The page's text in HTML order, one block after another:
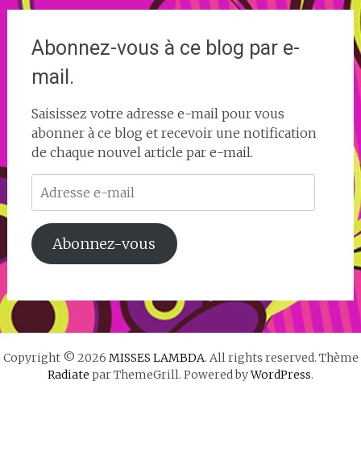
Abonnez-vous à ce blog par e-
mail.
Saisissez votre adresse e-mail pour vous
abonner à ce blog et recevoir une notification
de chaque nouvel article par e-mail.
Adresse
e-
mail
Abonnez-vous
Copyright © 2026 MISSES LAMBDA. All rights reserved. Thème
Radiate par ThemeGrill. Powered byWordPress.